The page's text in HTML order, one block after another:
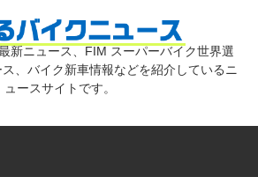
気
新ニュース、FIM スーパーバイク世界選
、バイク新車情報などを紹介しているニ
ュースサイトです。